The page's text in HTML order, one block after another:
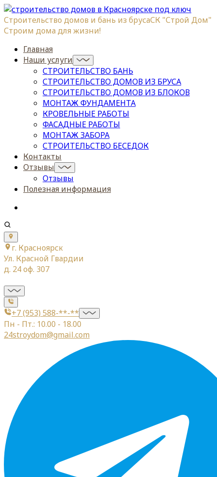
Строительство домов и бань из брусаСК "Строй Дом"
Строим дома для жизни!
Главная
Наши услуги
СТРОИТЕЛЬСТВО БАНЬ
СТРОИТЕЛЬСТВО ДОМОВ ИЗ БРУСА
СТРОИТЕЛЬСТВО ДОМОВ ИЗ БЛОКОВ
МОНТАЖ ФУНДАМЕНТА
КРОВЕЛЬНЫЕ РАБОТЫ
ФАСАДНЫЕ РАБОТЫ
МОНТАЖ ЗАБОРА
СТРОИТЕЛЬСТВО БЕСЕДОК
Контакты
Отзывы
Отзывы
Полезная информация
г. Красноярск
Ул. Красной Гвардии
д. 24 оф. 307
+7 (953) 588-**-**
Пн - Пт.: 10.00 - 18.00
24stroydom@gmail.com